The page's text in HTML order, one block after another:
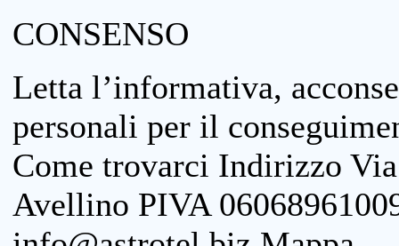
CONSENSO
Letta l’informativa,
personali per il
Come trovarci Indirizzo
Avellino PIVA